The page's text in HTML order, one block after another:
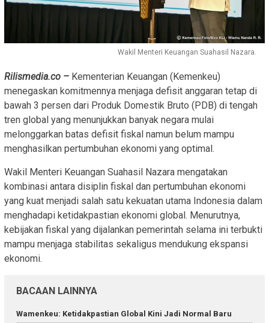
Wakil Menteri Keuangan Suahasil Nazara.
Rilismedia.co – Kementerian Keuangan (Kemenkeu)
menegaskan komitmennya menjaga defisit anggaran tetap di
bawah 3 persen dari Produk Domestik Bruto (PDB) di tengah
tren global yang menunjukkan banyak negara mulai
melonggarkan batas defisit fiskal namun belum mampu
menghasilkan pertumbuhan ekonomi yang optimal.
Wakil Menteri Keuangan Suahasil Nazara mengatakan
kombinasi antara disiplin fiskal dan pertumbuhan ekonomi
yang kuat menjadi salah satu kekuatan utama Indonesia dalam
menghadapi ketidakpastian ekonomi global. Menurutnya,
kebijakan fiskal yang dijalankan pemerintah selama ini terbukti
mampu menjaga stabilitas sekaligus mendukung ekspansi
ekonomi.
BACAAN LAINNYA
Wamenkeu: Ketidakpastian Global Kini Jadi Normal Baru